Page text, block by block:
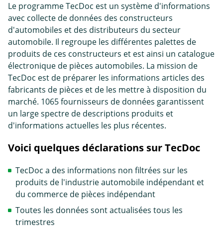
Le programme TecDoc est un système d'informations
avec collecte de données des constructeurs
d'automobiles et des distributeurs du secteur
automobile. Il regroupe les différentes palettes de
produits de ces constructeurs et est ainsi un catalogue
électronique de pièces automobiles. La mission de
TecDoc est de préparer les informations articles des
fabricants de pièces et de les mettre à disposition du
marché. 1065 fournisseurs de données garantissent
un large spectre de descriptions produits et
d'informations actuelles les plus récentes.
Voici quelques déclarations sur TecDoc
TecDoc a des informations non filtrées sur les
produits de l'industrie automobile indépendant et
du commerce de pièces indépendant
Toutes les données sont actualisées tous les
trimestres